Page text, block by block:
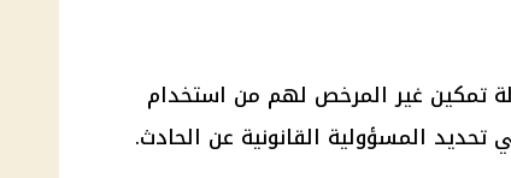
تمكين غير المرخص لهم من استخدام
تحديد المسؤولية القانونية عن الحادث.